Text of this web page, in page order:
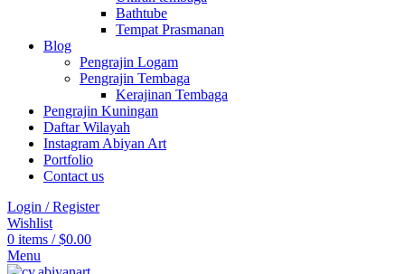
Bathtube
Tempat Prasmanan
Blog
Pengrajin Logam
Pengrajin Tembaga
Kerajinan Tembaga
Pengrajin Kuningan
Daftar Wilayah
Instagram Abiyan Art
Portfolio
Contact us
Login / Register
Wishlist
0 items / $0.00
Menu